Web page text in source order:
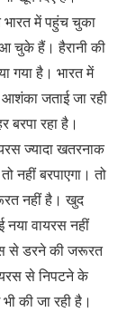
भारत में पहुंच चुका
चुके हैं। हैरानी की
गया है। भारत में
जताई जा रही
रहा है।
ज्यादा खतरनाक
नहीं बरपाएगा। तो
नहीं है। खुद
नया वायरस नहीं
से डरने की जरूरत
से निपटने के
की जा रही है।